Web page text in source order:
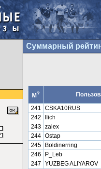
Суммарный
М?
241
CSKA10RUS
242
Ilich
243 zalex
244 Ostap
245
Boldinerring
246
P_Leb
247
YUZBEG ALIYAROV